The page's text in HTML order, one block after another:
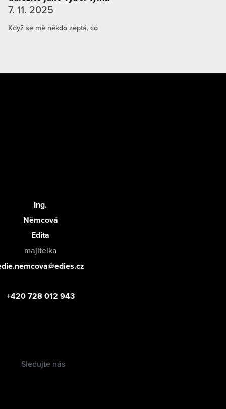
7. 11. 2025
Když se mě někdo zeptá, co
Ing.
Němcová
Edita
majitelka
+420 728 012 943
Sledujte nás